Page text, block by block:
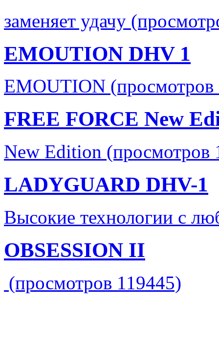
заменяет удачу
EMOUTION DHV 1
EMOUTION (просмотров
FREE FORCE New
New Edition (просмотров
LADYGUARD DHV-1
Высокие технологии с
OBSESSION II
(просмотров 119445)